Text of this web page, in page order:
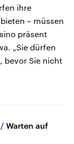
ihre
– müssen
präsent
„Sie dürfen
bevor Sie nicht
Warten auf